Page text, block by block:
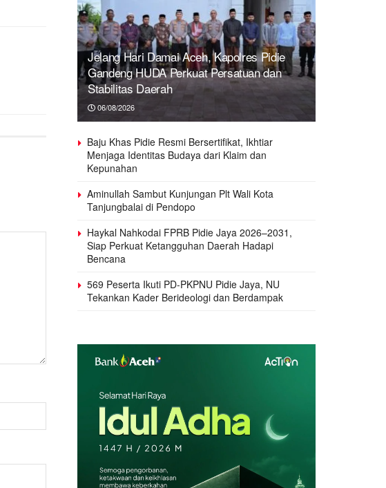
Jelang Hari Damai Aceh, Kapolres Pidie
Gandeng HUDA Perkuat Persatuan dan
Stabilitas Daerah
06/08/2026
Baju Khas Pidie Resmi Bersertifikat, Ikhtiar
Menjaga Identitas Budaya dari Klaim dan
Kepunahan
Aminullah Sambut Kunjungan Plt Wali Kota
Tanjungbalai di Pendopo
Haykal Nahkodai FPRB Pidie Jaya 2026–2031,
Siap Perkuat Ketangguhan Daerah Hadapi
Bencana
569 Peserta Ikuti PD-PKPNU Pidie Jaya, NU
Tekankan Kader Berideologi dan Berdampak